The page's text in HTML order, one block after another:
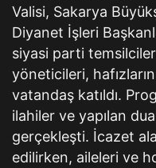
Valisi, Sakarya
Diyanet İşleri
siyasi parti
yöneticileri,
vatandaş katıldı.
ilahiler ve yapılan
gerçekleşti. İcazet
edilirken, aileleri ve